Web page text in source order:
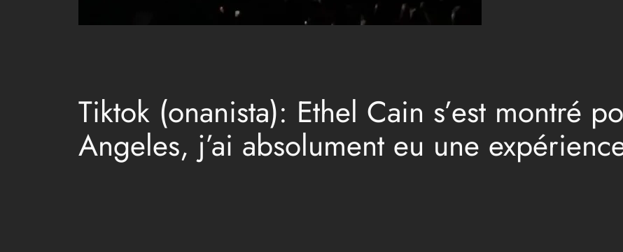
Tiktok (onanista): Ethel Cain s’est montré
Angeles, j’ai absolument eu une